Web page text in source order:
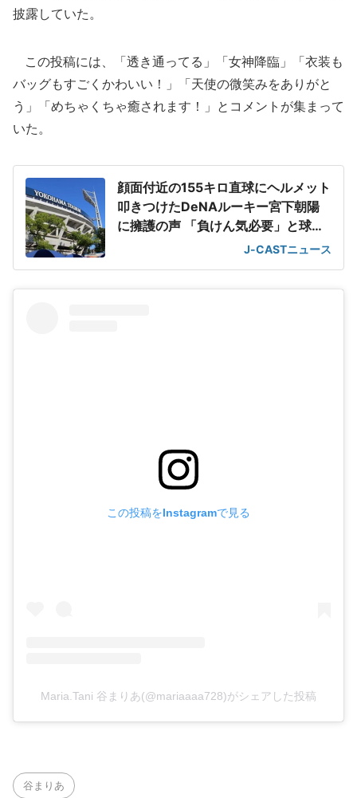
披露していた。
この投稿には、「透き通ってる」「女神降臨」「衣装も
バッグもすごくかわいい！」「天使の微笑みをありがと
う」「めちゃくちゃ癒されます！」とコメントが集まって
いた。
顔面付近の155キロ直球にヘルメット
叩きつけたDeNAルーキー宮下朝陽
に擁護の声 「負けん気必要」と球団
J-CASTニュース
この投稿をInstagramで見る
Maria.Tani 谷まりあ(@mariaaaa728)がシェアした投稿
谷まりあ